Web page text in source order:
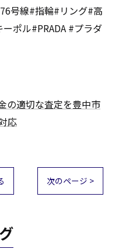
号線#指輪#リング#高
ポル#PRADA #プラダ
の適切な査定を豊中市
応
次のページ >